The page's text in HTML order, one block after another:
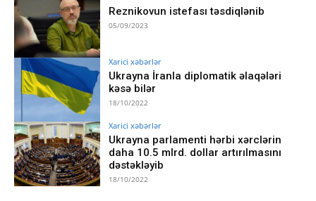
Reznikovun istefası təsdiqlənib
05/09/2023
Xarici xəbərlər
Ukrayna İranla diplomatik əlaqələri
kəsə bilər
18/10/2022
Xarici xəbərlər
Ukrayna parlamenti hərbi xərclərin
daha 10.5 mlrd. dollar artırılmasını
dəstəkləyib
18/10/2022